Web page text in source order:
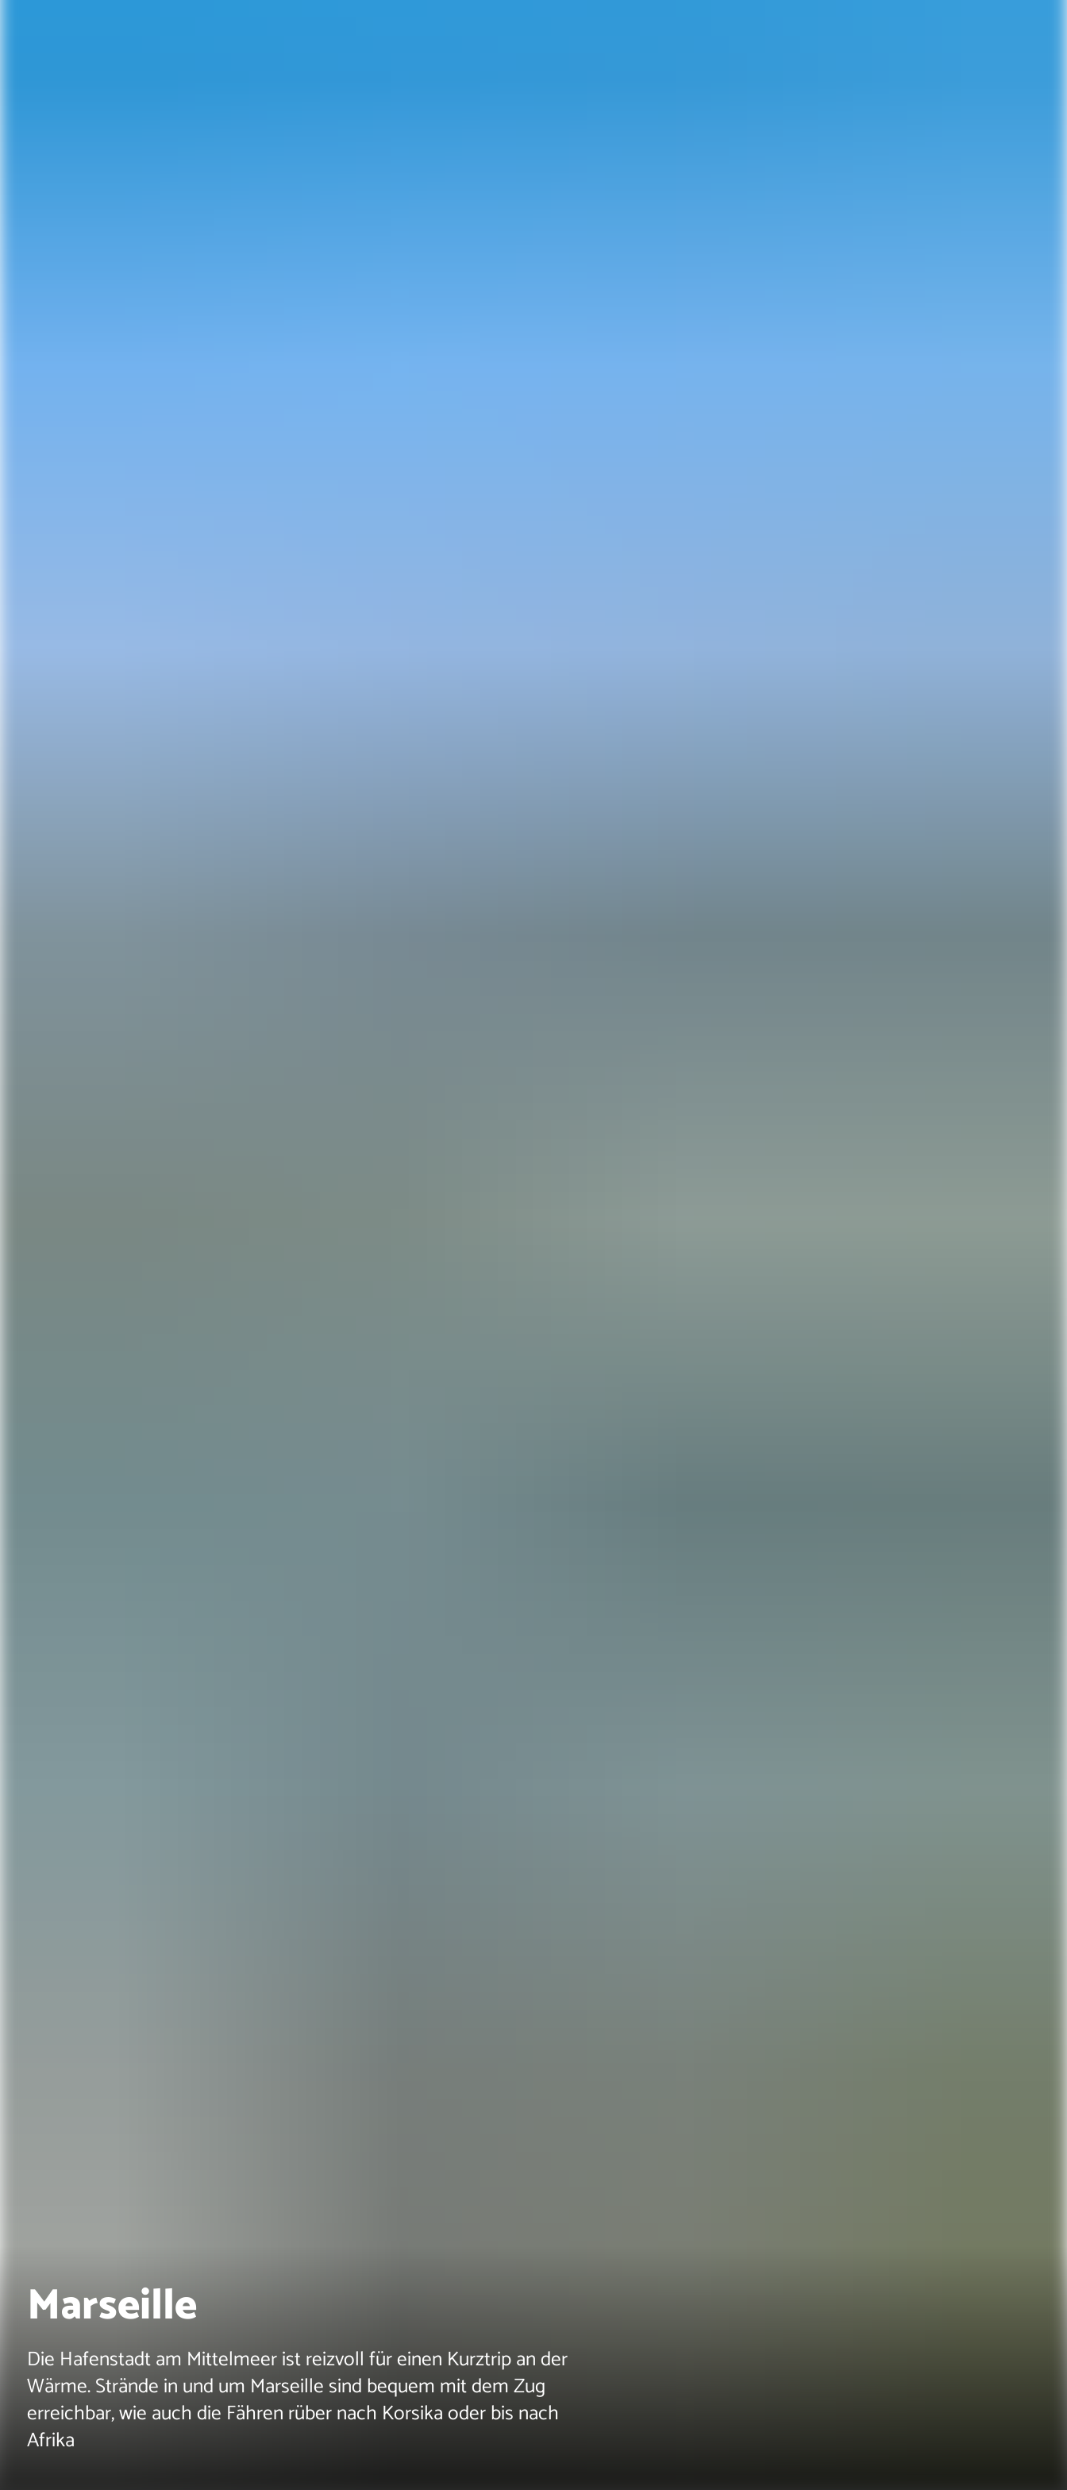
Marseille
Die Hafenstadt am Mittelmeer ist reizvoll für einen Kurztrip an der
Wärme. Strände in und um Marseille sind bequem mit dem Zug
erreichbar, wie auch die Fähren rüber nach Korsika oder bis nach
Afrika